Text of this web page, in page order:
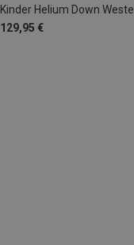
Kinder Helium Down Weste
129,95 €